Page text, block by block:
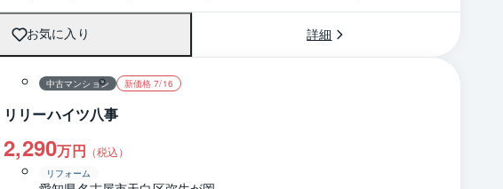
お気に入り 詳細
中古マンション 新価格 7/16
リリーハイツ八事
2,290万円 （税込）
リフォーム